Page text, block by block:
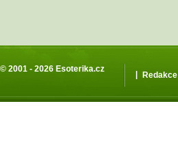
© 2001 - 2026 Esoterika.cz
| Redakce